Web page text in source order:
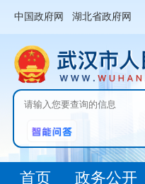
中国政府网 湖北省政府网
首页 政务公开